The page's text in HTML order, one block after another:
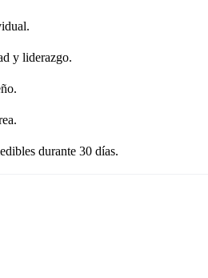
y liderazgo.
durante 30 días.